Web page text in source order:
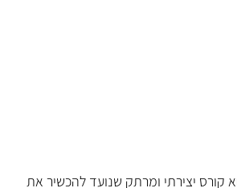
קורס יצירתי ומרתק שנועד להכשיר את